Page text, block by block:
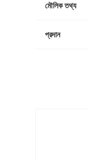
মৌলিক তথ্য
প্রদান